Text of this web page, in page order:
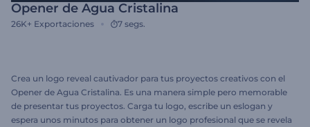
Opener de Agua Cristalina
26K+ Exportaciones 7 segs.
Crea un logo reveal cautivador para tus proyectos creativos con el
Opener de Agua Cristalina. Es una manera simple pero memorable
de presentar tus proyectos. Carga tu logo, escribe un eslogan y
espera unos minutos para obtener un logo profesional que se revela